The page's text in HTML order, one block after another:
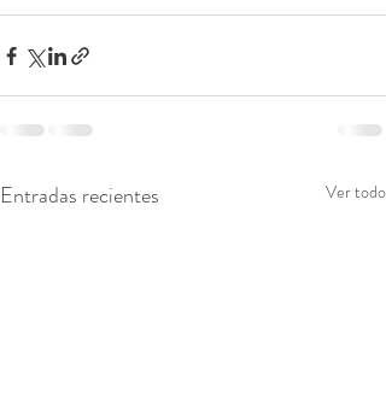
Entradas recientes Ver todo